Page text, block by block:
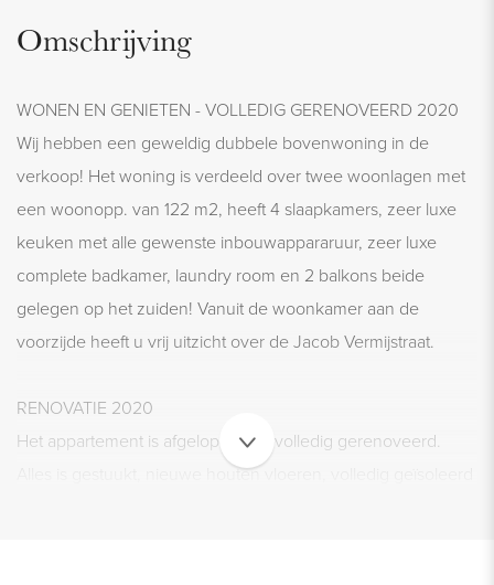
Omschrijving
WONEN EN GENIETEN - VOLLEDIG GERENOVEERD 2020
Wij hebben een geweldig dubbele bovenwoning in de
verkoop! Het woning is verdeeld over twee woonlagen met
een woonopp. van 122 m2, heeft 4 slaapkamers, zeer luxe
keuken met alle gewenste inbouwappararuur, zeer luxe
complete badkamer, laundry room en 2 balkons beide
gelegen op het zuiden! Vanuit de woonkamer aan de
voorzijde heeft u vrij uitzicht over de Jacob Vermijstraat.
RENOVATIE 2020
Het appartement is afgelopen jaar volledig gerenoveerd.
Alles is gestuukt, nieuwe houten vloeren, volledig geïsoleerd